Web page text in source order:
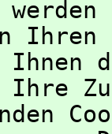
Ihren
Ihnen
Ihre